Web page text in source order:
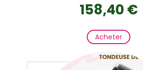
158,40 €
Acheter